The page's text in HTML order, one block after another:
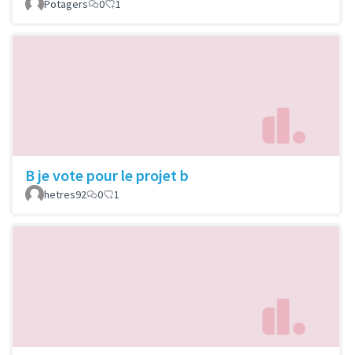
Potagers 0 1
B je vote pour le projet b
hetres92 0 1